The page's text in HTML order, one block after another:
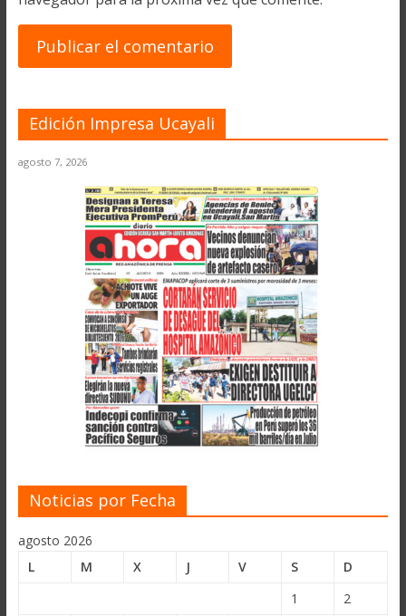
Edición Impresa Ucayali
agosto 7, 2026
Noticias por Fecha
agosto 2026
L
M X J V S
D
1
2